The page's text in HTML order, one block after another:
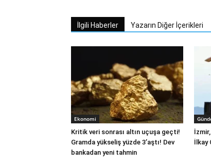
İlgili Haberler Yazarın Diğer İçerikleri
Ekonomi
Kritik veri sonrası altın uçuşa geçti!
Gramda yükseliş yüzde 3’aştı! Dev
bankadan yeni tahmin
İlkay